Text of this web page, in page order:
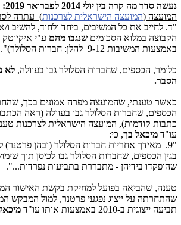
נעשה סדר מה קרה בין יולי 2014 לפברואר 2019:
המועצה (המועצה הישראלית לצרכנות) עתרה
"ד. לחייב את כל המשיבים, ביחד ולחוד, להשיב
הקבוצה במלוא הסכומים שנגבו מהם ע"י
באמצעות המשיבות 9-12 להלן: חברות הסלולר)".
כלומר, הכספים, שחברות הסלולר גבו בעוולה, לא
הסבר.
כאשר טענתי, שהמועצה מפרה אמונים בכך,
הכספים, שחברות הסלולר גבו בעוולה (ראה
כתבות קודמות), המועצה הישראלית לצרכנות
עו"ד מיכאל בך, כי:
"9. מאידך אחריות חברות הסלולר (ובהן פרטנר)
בגין הכספים, שחברות הסלולר גבו לכיסן תוך
שהופקדו בידיהן - מתבררת בתביעות נפרדות...".
טענה, שהביאה בפועל למחיקת בקשת האישור
שהתחרתה על ייצוג נפגעי פרטנר, למול המבקש
תביעה ייצוגית ב-2010 באמצעות אותו עו"ד